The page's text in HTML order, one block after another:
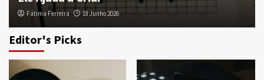
Fátima Ferreira 18 Junho 2026
Editor's Picks